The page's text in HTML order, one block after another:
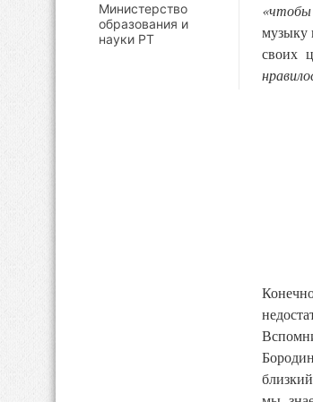
«чтобы
музыку
своих
Министерство
образования и
науки РТ